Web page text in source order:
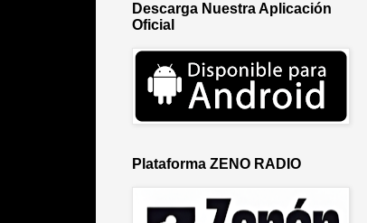
Descarga Nuestra Aplicación
Oficial
Plataforma ZENO RADIO